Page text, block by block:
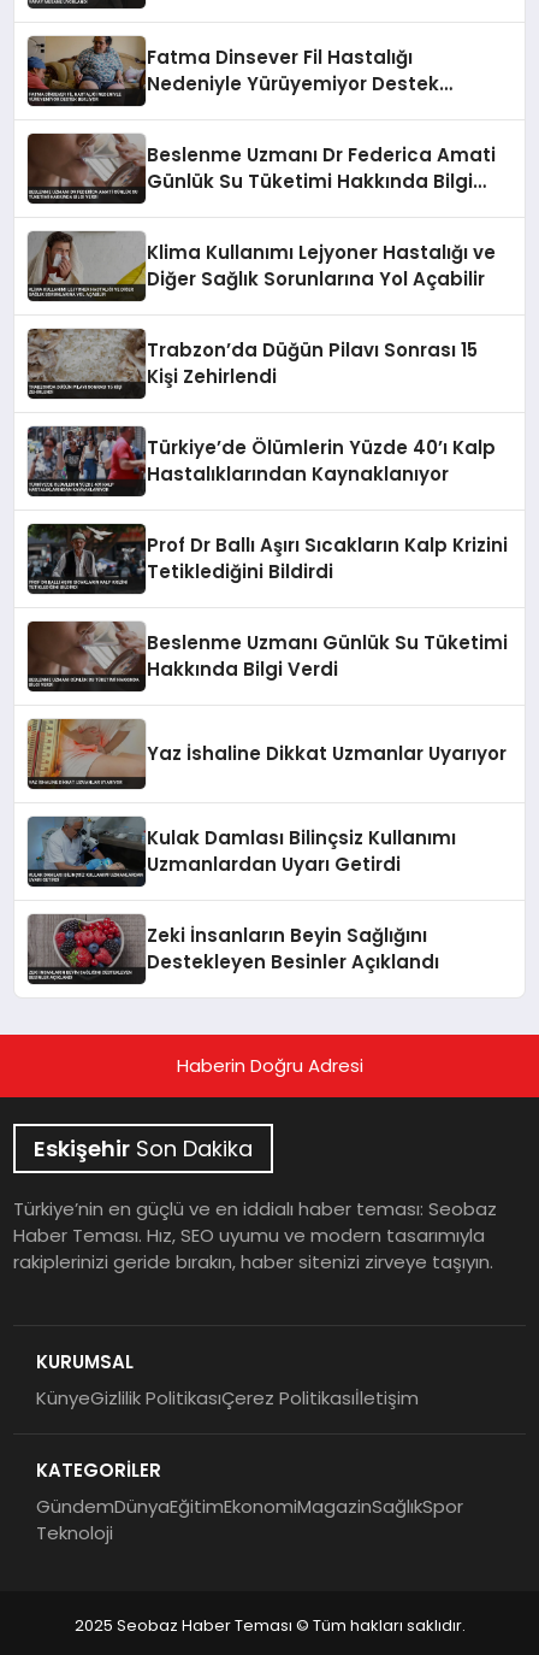
Fatma Dinsever Fil Hastalığı
Nedeniyle Yürüyemiyor Destek
Beslenme Uzmanı Dr Federica Amati
Günlük Su Tüketimi Hakkında Bilgi
Klima Kullanımı Lejyoner Hastalığı ve
Diğer Sağlık Sorunlarına Yol Açabilir
Trabzon’da Düğün Pilavı Sonrası 15
Kişi Zehirlendi
Türkiye’de Ölümlerin Yüzde 40’ı Kalp
Hastalıklarından Kaynaklanıyor
Prof Dr Ballı Aşırı Sıcakların Kalp Krizini
Tetiklediğini Bildirdi
Beslenme Uzmanı Günlük Su Tüketimi
Hakkında Bilgi Verdi
Yaz İshaline Dikkat Uzmanlar Uyarıyor
Kulak Damlası Bilinçsiz Kullanımı
Uzmanlardan Uyarı Getirdi
Zeki İnsanların Beyin Sağlığını
Destekleyen Besinler Açıklandı
Haberin Doğru Adresi
Eskişehir Son Dakika
Türkiye’nin en güçlü ve en iddialı haber teması: Seobaz
Haber Teması. Hız, SEO uyumu ve modern tasarımıyla
rakiplerinizi geride bırakın, haber sitenizi zirveye taşıyın.
KURUMSAL
KünyeGizlilik PolitikasıÇerez Politikasıİletişim
KATEGORİLER
GündemDünyaEğitimEkonomiMagazinSağlıkSpor
Teknoloji
2025 Seobaz Haber Teması © Tüm hakları saklıdır.